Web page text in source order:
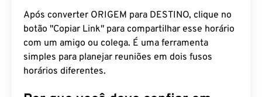
Após converter ORIGEM para DESTINO, clique no
botão "Copiar Link" para compartilhar esse horário
com um amigo ou colega. É uma ferramenta
simples para planejar reuniões em dois fusos
horários diferentes.